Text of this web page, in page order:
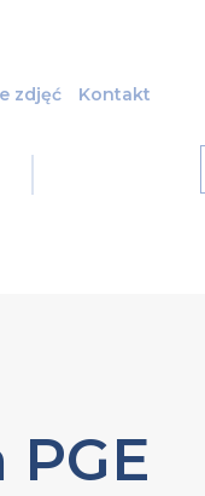
zdjęć Kontakt